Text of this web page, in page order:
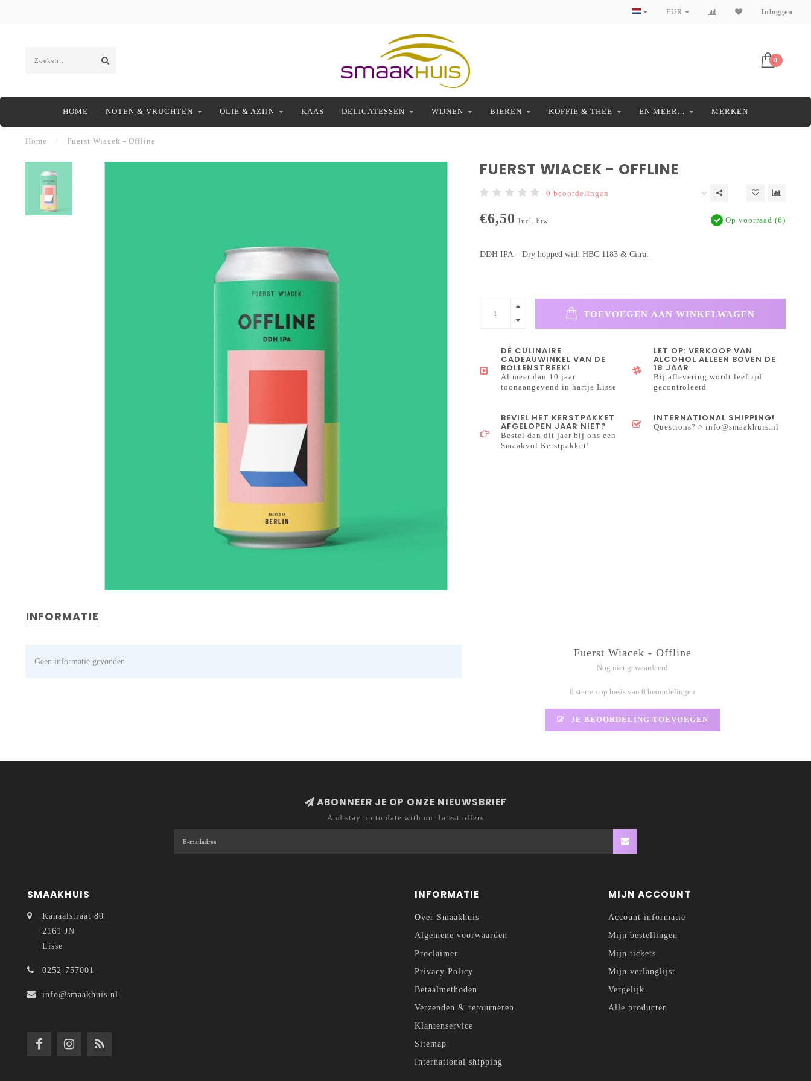
EUR Inloggen
0
HOME NOTEN & VRUCHTEN OLIE & AZIJN KAAS DELICATESSEN WIJNEN BIEREN KOFFIE & THEE EN MEER... MERKEN
Home Fuerst Wiacek - Offline
FUERST WIACEK - OFFLINE
0 beoordelingen
€6,50 Incl. btw Op voorraad (6)
DDH IPA – Dry hopped with HBC 1183 & Citra.
TOEVOEGEN AAN WINKELWAGEN
DÉ CULINAIRE
CADEAUWINKEL VAN DE
BOLLENSTREEK!
Al meer dan 10 jaar
toonaangevend in hartje Lisse
LET OP: VERKOOP VAN
ALCOHOL ALLEEN BOVEN DE
18 JAAR
Bij aflevering wordt leeftijd
gecontroleerd
BEVIEL HET KERSTPAKKET
AFGELOPEN JAAR NIET?
Bestel dan dit jaar bij ons een
Smaakvol Kerstpakket!
INTERNATIONAL SHIPPING!
Questions? >info@smaakhuis.nl
INFORMATIE
Geen informatie gevonden
Fuerst Wiacek - Offline
Nog niet gewaardeerd
0 sterren op basis van 0 beoordelingen
JE BEOORDELING TOEVOEGEN
ABONNEER JE OP ONZE NIEUWSBRIEF
And stay up to date with our latest offers
SMAAKHUIS
Kanaalstraat 80
2161 JN
Lisse
0252-757001
info@smaakhuis.nl
INFORMATIE
Over Smaakhuis
Algemene voorwaarden
Proclaimer
Privacy Policy
Betaalmethoden
Verzenden & retourneren
Klantenservice
Sitemap
International shipping
MIJN ACCOUNT
Account informatie
Mijn bestellingen
Mijn tickets
Mijn verlanglijst
Vergelijk
Alle producten